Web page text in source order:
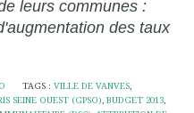
leurs communes :
des taux
TAGS :VILLE DE VANVES,
SEINE OUEST (GPSO), BUDGET 2013,